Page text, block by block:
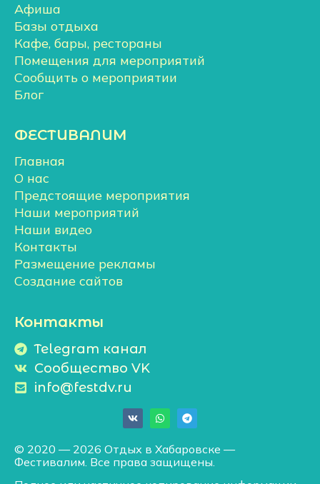
Афиша
Базы отдыха
Кафе, бары, рестораны
Помещения для мероприятий
Сообщить о мероприятии
Блог
ФЕСТИВАЛИМ
Главная
О нас
Предстоящие мероприятия
Наши мероприятий
Наши видео
Контакты
Размещение рекламы
Создание сайтов
Контакты
Telegram канал
Сообщество VK
info@festdv.ru
© 2020 — 2026 Отдых в Хабаровске —
Фестивалим. Все права защищены.